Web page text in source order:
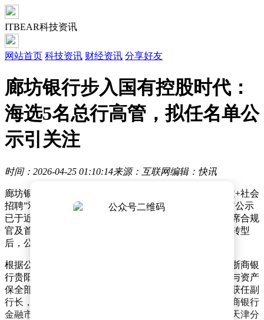
ITBEAR科技资讯
网站首页 科技资讯 财经资讯 分享好友
廊坊银行步入国有控股时代：
海选5名总行高管，拟任名单公
示引关注
时间：2026-04-25 01:10:14来源：互联网编辑：快讯
廊坊银行近期完成了一项重要人事布局，通过“行内提拔+社会
招聘”双轨模式，成功选拔出五名总行级高管，相关任前公示
已于近日结束。此次选拔涵盖副行长、董事会秘书、首席合规
官及首席风险官四大核心岗位，标志着该行在国有控股转型
后，公司治理结构迎来重大升级。
根据公示信息，五名候选人背景呈现多元化特征。来自浙商银
行贵阳分行的曹震驚将出任副行长，其拥有风险管理部与资产
保全部双重管理经验；廊坊银行内部晋升的高艳龙同样获任副
行长，其曾主导唐山分行运营并担任公司业务总监；蒙商银行
金融市场部副总经理黄旸谷拟任董事会秘书，平安银行天津分